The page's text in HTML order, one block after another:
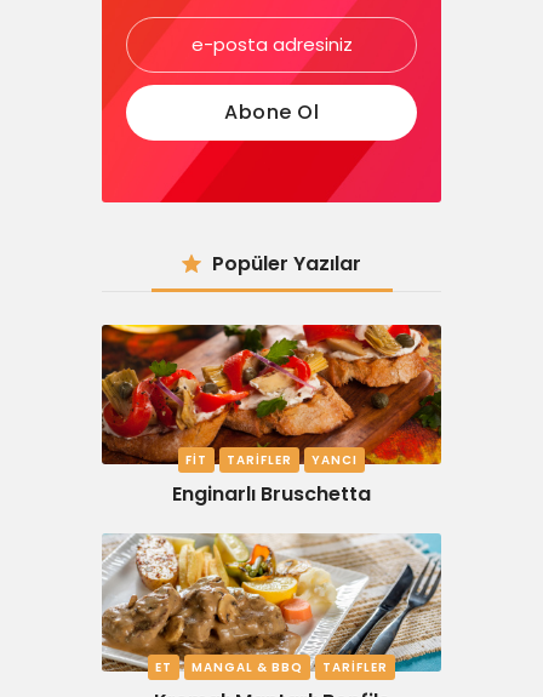
Popüler Yazılar
FIT TARIFLER YANCI
Enginarlı Bruschetta
ET MANGAL & BBQ TARIFLER